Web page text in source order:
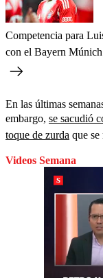
Competencia para
con el Bayern Múnich
En las últimas
embargo, se sacudió
toque de zurda que
Videos Semana